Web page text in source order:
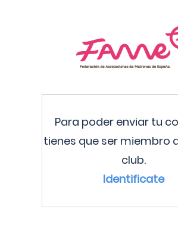
Para poder enviar tu
tienes que ser miembro
club.
Identificate